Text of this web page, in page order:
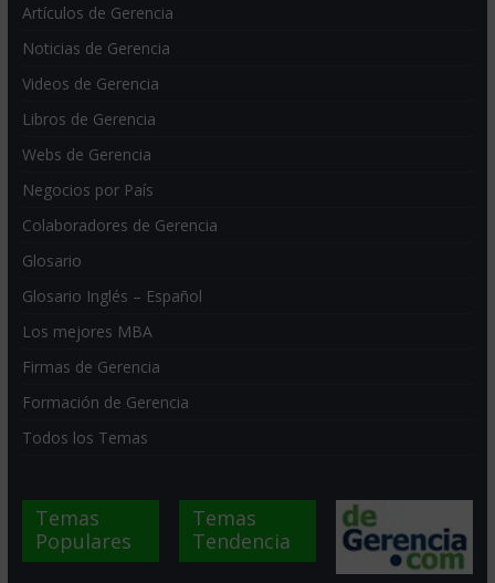
Artículos de Gerencia
Noticias de Gerencia
Videos de Gerencia
Libros de Gerencia
Webs de Gerencia
Negocios por País
Colaboradores de Gerencia
Glosario
Glosario Inglés – Español
Los mejores MBA
Firmas de Gerencia
Formación de Gerencia
Todos los Temas
Temas
Populares
Temas
Tendencia